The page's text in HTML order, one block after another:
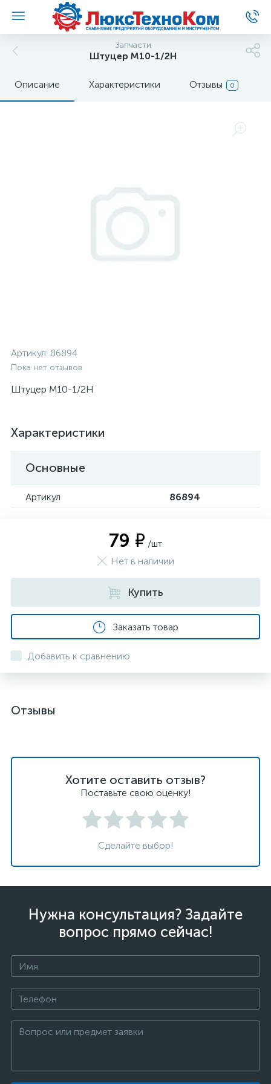
Запчасти
Штуцер M10-1/2H
Описание Характеристики Отзывы 0
Артикул: 86894
Пока нет отзывов
Штуцер M10-1/2H
Характеристики
Основные
Артикул 86894
79 ₽ /шт
Нет в наличии
Купить
Заказать товар
Добавить к сравнению
Отзывы
Хотите оставить отзыв?
Поставьте свою оценку!
Сделайте выбор!
Нужна консультация? Задайте
вопрос прямо сейчас!